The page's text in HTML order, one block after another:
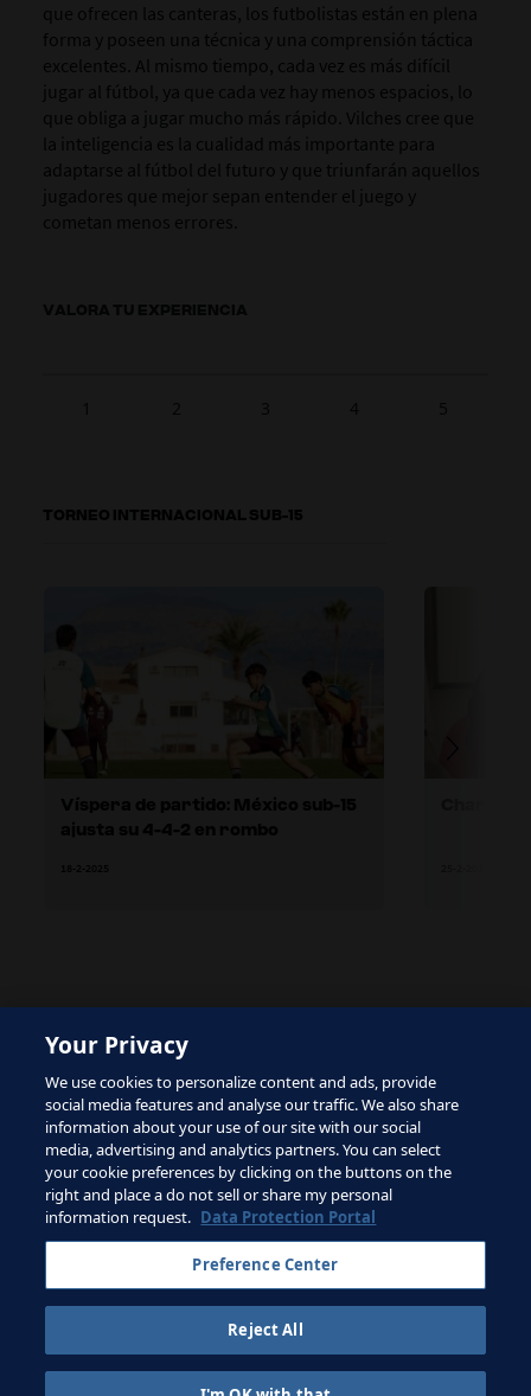
que ofrecen las canteras, los futbolistas están en plena
forma y poseen una técnica y una comprensión táctica
excelentes. Al mismo tiempo, cada vez es más difícil
jugar al fútbol, ya que cada vez hay menos espacios, lo
que obliga a jugar mucho más rápido. Vilches cree que
la inteligencia es la cualidad más importante para
adaptarse al fútbol del futuro y que triunfarán aquellos
jugadores que mejor sepan entender el juego y
cometan menos errores.
TORNEO INTERNACIONAL SUB-15
The site is protected by reCAPTCHA and the Google
Privacy PolicyandTerms of Serviceapply.
Términos de servicio
Contacta con la FIFA
Suscríbete al boletín
Your Privacy
We use cookies to personalize content and ads, provide
social media features and analyse our traffic. We also share
information about your use of our site with our social
media, advertising and analytics partners. You can select
your cookie preferences by clicking on the buttons on the
right and place a do not sell or share my personal
information request. Data Protection Portal
Preference Center
Reject All